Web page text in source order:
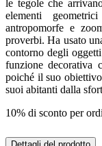
le tegole che
elementi
antropomorfe e
proverbi. Ha usato
contorno degli
funzione decorativa
poiché il suo
suoi abitanti dalla
10% di sconto per